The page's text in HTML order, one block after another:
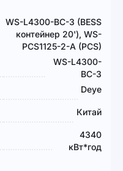
WS-L4300-BC-3 (BESS
контейнер 20'), WS-
PCS1125-2-A (PCS)
WS-L4300-
BC-3
Deye
Китай
4340
кВт*год